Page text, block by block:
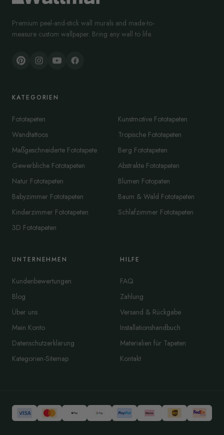
Premium peel-and-stick wall murals and made-to-
measure custom wallpaper. Bring any wall to life.
KATEGORIEN
Fototapeten
Wandtattoos
Maßgeschneiderte Fototapete
Gewerbliche Fototapeten
Natur Fototapeten
Babyzimmer Fototapeten
Kinderzimmer Fototapeten
3D Fototapeten
Kunstmotive Fototapeten
Tropische Fototapeten
Berg Fototapeten
Abstrakte Fototapeten
Blumen Fotopaten
Baum & Wald Fototapeten
Schlafzimmer Fototapeten
UNTERNEHMEN
Kundenbewertungen
Blog
Über uns
Mein Konto
Datenschutzerklärung
Kategorien-Sitemap
HILFE
FAQ
Zahlung
Versand & Rückgabe
Installationshandbuch
Materialien für Tapeten
Kontakt